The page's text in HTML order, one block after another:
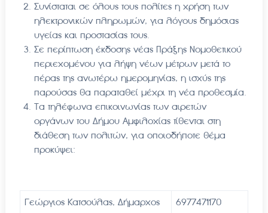
Συνίσταται σε όλους τους πολίτες η χρήση των
ηλεκτρονικών πληρωμών, για λόγους δημόσιας
υγείας και προστασίας τους.
Σε περίπτωση έκδοσης νέας Πράξης Νομοθετικού
περιεχομένου για λήψη νέων μέτρων μετά το
πέρας της ανωτέρω ημερομηνίας, η ισχύς της
παρούσας θα παραταθεί μέχρι τη νέα προθεσμία.
Τα τηλέφωνα επικοινωνίας των αιρετών
οργάνων του Δήμου Αμφιλοχίας τίθενται στη
διάθεση των πολιτών, για οποιοδήποτε θέμα
προκύψει:
Γεώργιος Κατσούλας, Δήμαρχος 6977471170